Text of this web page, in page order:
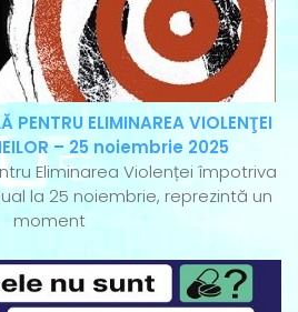
PENTRU ELIMINAREA VIOLENŢEI
– 25 noiembrie 2025
Eliminarea Violenței împotriva
la 25 noiembrie, reprezintă un
moment